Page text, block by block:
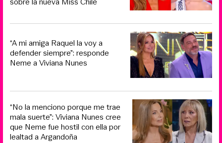
“A mi amiga Raquel la voy a
defender siempre”: responde
Neme a Viviana Nunes
“No la menciono porque me trae
mala suerte”: Viviana Nunes cree
que Neme fue hostil con ella por
lealtad a Argandoña